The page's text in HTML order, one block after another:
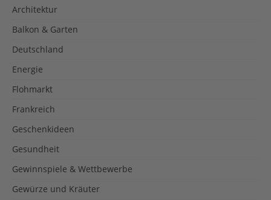
Architektur
Balkon & Garten
Deutschland
Energie
Flohmarkt
Frankreich
Geschenkideen
Gesundheit
Gewinnspiele & Wettbewerbe
Gewürze und Kräuter